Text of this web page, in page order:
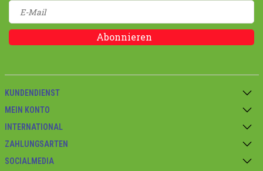
Abonnieren
KUNDENDIENST
MEIN KONTO
INTERNATIONAL
ZAHLUNGSARTEN
SOCIALMEDIA